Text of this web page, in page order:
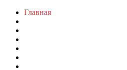
Главная